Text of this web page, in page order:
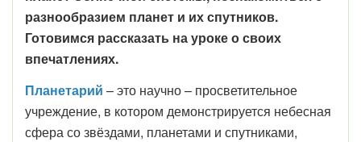
разнообразием планет и их спутников.
Готовимся рассказать на уроке о своих
впечатлениях.
Планетарий – это научно – просветительное
учреждение, в котором демонстрируется небесная
сфера со звёздами, планетами и спутниками,